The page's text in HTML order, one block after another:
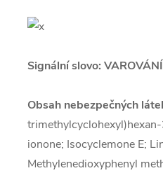
Signální slovo: VAROVÁNÍ
Obsah nebezpečných
ionone; Isocyclemone E;
Methylenedioxyphenyl